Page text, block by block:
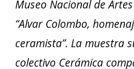
Museo Nacional de
“Alvar Colombo,
ceramista”. La muestra
colectivo Cerámica